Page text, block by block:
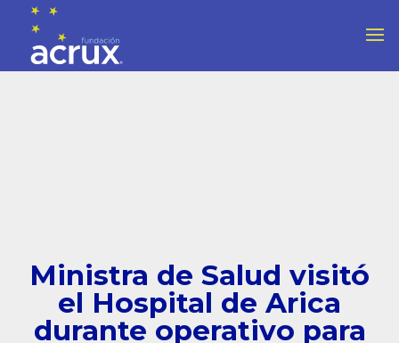
Ministra de Salud visitó
el Hospital de Arica
durante operativo para